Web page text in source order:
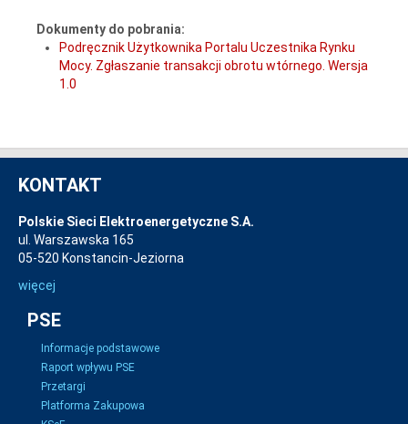
Dokumenty do pobrania:
Podręcznik Użytkownika Portalu Uczestnika Rynku
Mocy. Zgłaszanie transakcji obrotu wtórnego. Wersja
1.0
KONTAKT
Polskie Sieci Elektroenergetyczne S.A.
ul. Warszawska 165
05-520 Konstancin-Jeziorna
więcej
PSE
Informacje podstawowe
Raport wpływu PSE
Przetargi
Platforma Zakupowa